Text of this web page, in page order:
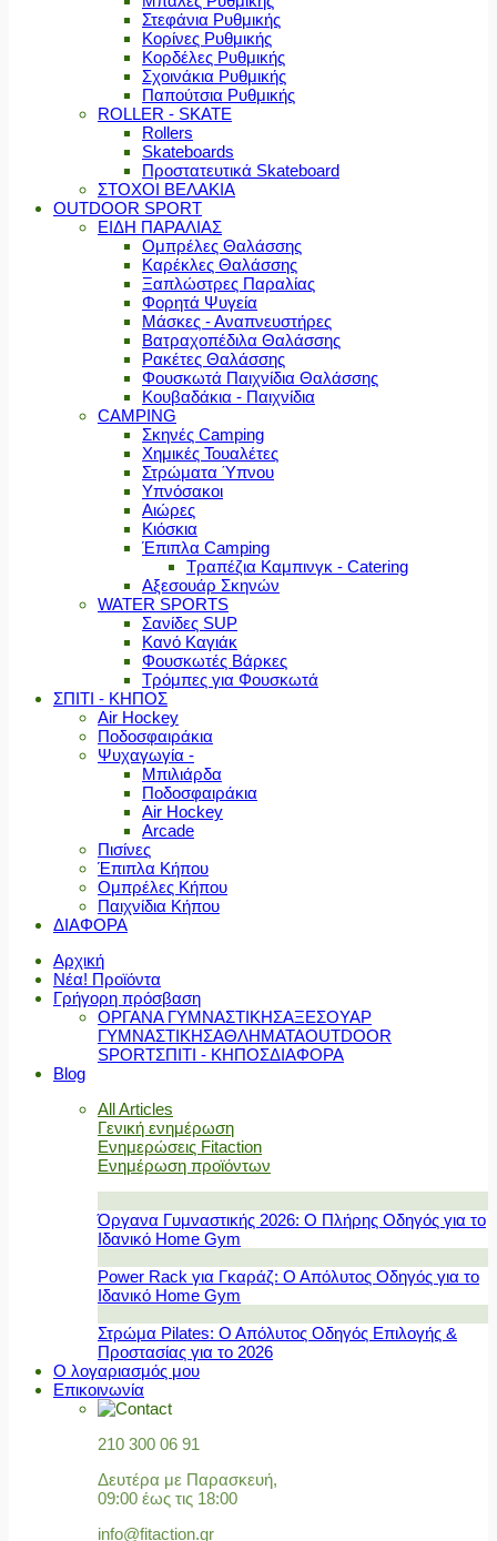
Στεφάνια Ρυθμικής
Κορίνες Ρυθμικής
Κορδέλες Ρυθμικής
Σχοινάκια Ρυθμικής
Παπούτσια Ρυθμικής
ROLLER - SKATE
Rollers
Skateboards
Προστατευτικά Skateboard
ΣΤΟΧΟΙ ΒΕΛΑΚΙΑ
OUTDOOR SPORT
ΕΙΔΗ ΠΑΡΑΛΙΑΣ
Ομπρέλες Θαλάσσης
Καρέκλες Θαλάσσης
Ξαπλώστρες Παραλίας
Φορητά Ψυγεία
Μάσκες - Αναπνευστήρες
Βατραχοπέδιλα Θαλάσσης
Ρακέτες Θαλάσσης
Φουσκωτά Παιχνίδια Θαλάσσης
Κουβαδάκια - Παιχνίδια
CAMPING
Σκηνές Camping
Χημικές Τουαλέτες
Στρώματα Ύπνου
Υπνόσακοι
Αιώρες
Κιόσκια
Έπιπλα Camping
Τραπέζια Καμπινγκ - Catering
Αξεσουάρ Σκηνών
WATER SPORTS
Σανίδες SUP
Κανό Καγιάκ
Φουσκωτές Βάρκες
Τρόμπες για Φουσκωτά
ΣΠΙΤΙ - ΚΗΠΟΣ
Air Hockey
Ποδοσφαιράκια
Ψυχαγωγία -
Μπιλιάρδα
Ποδοσφαιράκια
Air Hockey
Arcade
Πισίνες
Έπιπλα Κήπου
Ομπρέλες Κήπου
Παιχνίδια Κήπου
ΔΙΑΦΟΡΑ
Αρχική
Νέα! Προϊόντα
Γρήγορη πρόσβαση
ΟΡΓΑΝΑ ΓΥΜΝΑΣΤΙΚΗΣΑΞΕΣΟΥΑΡ
ΓΥΜΝΑΣΤΙΚΗΣΑΘΛΗΜΑΤΑOUTDOOR
SPORTΣΠΙΤΙ - ΚΗΠΟΣΔΙΑΦΟΡΑ
Blog
All Articles
Γενική ενημέρωση
Ενημερώσεις Fitaction
Ενημέρωση προϊόντων
Όργανα Γυμναστικής 2026: Ο Πλήρης Οδηγός για το
Ιδανικό Home Gym
Power Rack για Γκαράζ: Ο Απόλυτος Οδηγός για το
Ιδανικό Home Gym
Στρώμα Pilates: Ο Απόλυτος Οδηγός Επιλογής &
Προστασίας για το 2026
Ο λογαριασμός μου
Επικοινωνία
210 300 06 91
Δευτέρα με Παρασκευή,
09:00 έως τις 18:00
info@fitaction.gr